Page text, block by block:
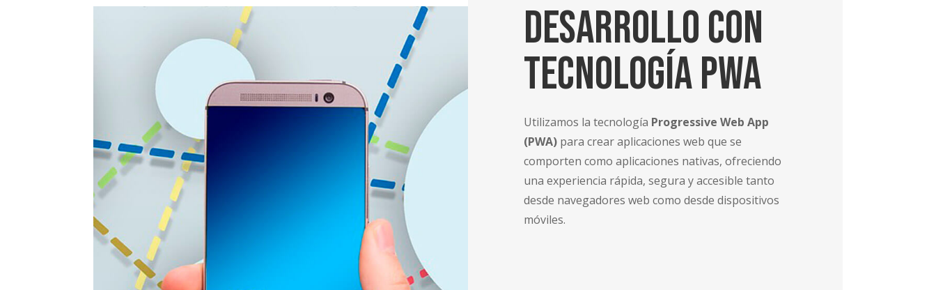
Desarrollo con
Tecnología PWA
Utilizamos la tecnología Progressive Web App
(PWA) para crear aplicaciones web que se
comporten como aplicaciones nativas, ofreciendo
una experiencia rápida, segura y accesible tanto
desde navegadores web como desde dispositivos
móviles.